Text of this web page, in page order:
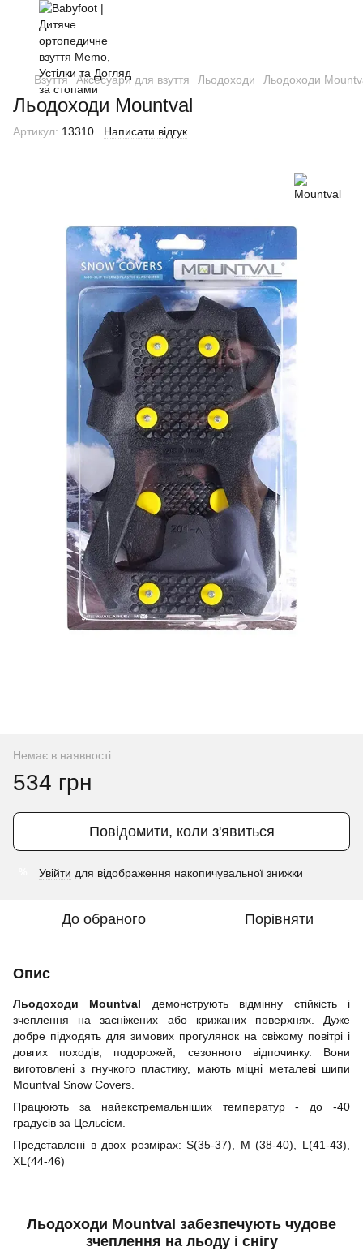
Взуття Аксесуари для взуття Льодоходи Льодоходи
Льодоходи Mountval
Артикул: 13310 Написати відгук
Немає в наявності
534 грн
Повідомити, коли з'явиться
Увійти для відображення накопичувальної знижки
До обраного Порівняти
Опис
Льодоходи Mountval демонструють відмінну стійкість і
зчеплення на засніжених або крижаних поверхнях. Дуже
добре підходять для зимових прогулянок на свіжому повітрі і
довгих походів, подорожей, сезонного відпочинку. Вони
виготовлені з гнучкого пластику, мають міцні металеві шипи
Mountval Snow Covers.
Працюють за найекстремальніших температур - до -40
градусів за Цельсієм.
Представлені в двох розмірах: S(35-37), М (38-40), L(41-43),
XL(44-46)
Льодоходи Mountval забезпечують чудове
зчеплення на льоду і снігу